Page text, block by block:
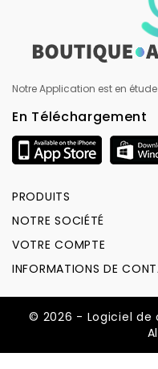
Notre Application est en
En Téléchargement
PRODUITS
NOTRE SOCIÉTÉ
VOTRE COMPTE
INFORMATIONS DE
© 2026 - Logiciel